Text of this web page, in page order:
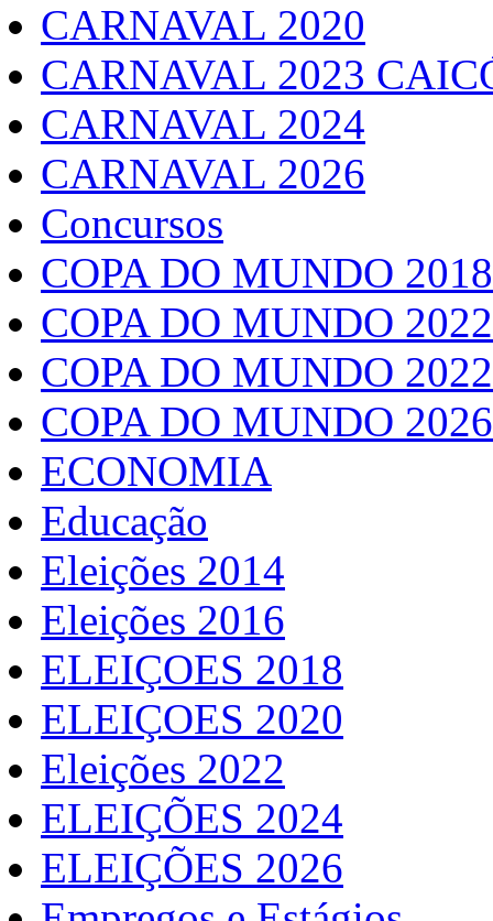
CARNAVAL 2020
CARNAVAL 2023
CARNAVAL 2024
CARNAVAL 2026
Concursos
COPA DO MUNDO 2018
COPA DO MUNDO 2022
COPA DO MUNDO
COPA DO MUNDO 2026
ECONOMIA
Educação
Eleições 2014
Eleições 2016
ELEIÇOES 2018
ELEIÇOES 2020
Eleições 2022
ELEIÇÕES 2024
ELEIÇÕES 2026